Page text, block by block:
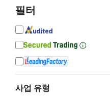
필터
사업 유형